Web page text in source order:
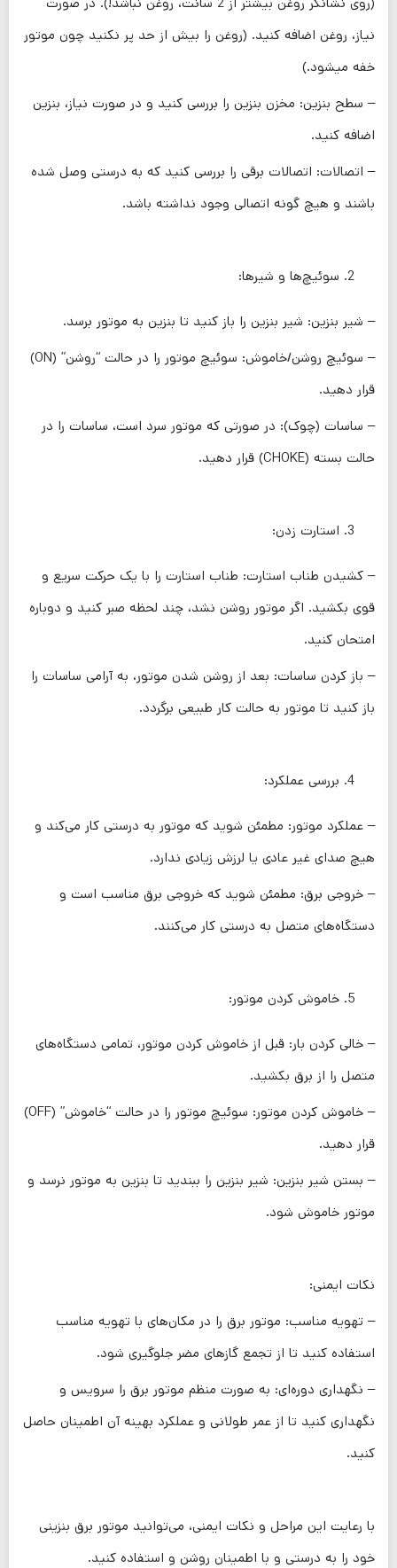
نیاز، روغن اضافه کنید. (روغن را بیش از حد پر نکنید چون موتور
خفه میشود.)
– سطح بنزین: مخزن بنزین را بررسی کنید و در صورت نیاز، بنزین
اضافه کنید.
– اتصالات: اتصالات برقی را بررسی کنید که به درستی وصل شده
باشند و هیچ گونه اتصالی وجود نداشته باشد.
سوئیچ‌ها و شیرها:
– شیر بنزین: شیر بنزین را باز کنید تا بنزین به موتور برسد.
– سوئیچ روشن/خاموش: سوئیچ موتور را در حالت “روشن” (ON)
قرار دهید.
– ساسات (چوک): در صورتی که موتور سرد است، ساسات را در
حالت بسته (CHOKE) قرار دهید.
استارت زدن:
– کشیدن طناب استارت: طناب استارت را با یک حرکت سریع و
قوی بکشید. اگر موتور روشن نشد، چند لحظه صبر کنید و دوباره
امتحان کنید.
– باز کردن ساسات: بعد از روشن شدن موتور، به آرامی ساسات را
باز کنید تا موتور به حالت کار طبیعی برگردد.
بررسی عملکرد:
– عملکرد موتور: مطمئن شوید که موتور به درستی کار می‌کند و
هیچ صدای غیر عادی یا لرزش زیادی ندارد.
– خروجی برق: مطمئن شوید که خروجی برق مناسب است و
دستگاه‌های متصل به درستی کار می‌کنند.
خاموش کردن موتور:
– خالی کردن بار: قبل از خاموش کردن موتور، تمامی دستگاه‌های
متصل را از برق بکشید.
– خاموش کردن موتور: سوئیچ موتور را در حالت “خاموش” (OFF)
قرار دهید.
– بستن شیر بنزین: شیر بنزین را ببندید تا بنزین به موتور نرسد و
موتور خاموش شود.
نکات ایمنی:
– تهویه مناسب: موتور برق را در مکان‌های با تهویه مناسب
استفاده کنید تا از تجمع گازهای مضر جلوگیری شود.
– نگهداری دوره‌ای: به صورت منظم موتور برق را سرویس و
نگهداری کنید تا از عمر طولانی و عملکرد بهینه آن اطمینان حاصل
کنید.
با رعایت این مراحل و نکات ایمنی، می‌توانید موتور برق بنزینی
خود را به درستی و با اطمینان روشن و استفاده کنید.